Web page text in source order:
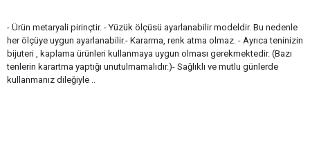
- Ürün metaryali pirinçtir. - Yüzük ölçüsü ayarlanabilir modeldir. Bu nedenle
her ölçüye uygun ayarlanabilir.- Kararma, renk atma olmaz. - Ayrıca teninizin
bijuteri , kaplama ürünleri kullanmaya uygun olması gerekmektedir. (Bazı
tenlerin karartma yaptığı unutulmamalıdır.)- Sağlıklı ve mutlu günlerde
kullanmanız dileğiyle ..